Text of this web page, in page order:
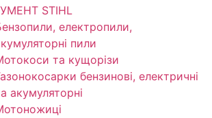
STIHL
електропили,
пили
та кущорізи
бензинові, електричні
акумуляторні